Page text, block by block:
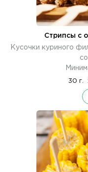
Стрипсы с
Кусочки куриного
30 г.